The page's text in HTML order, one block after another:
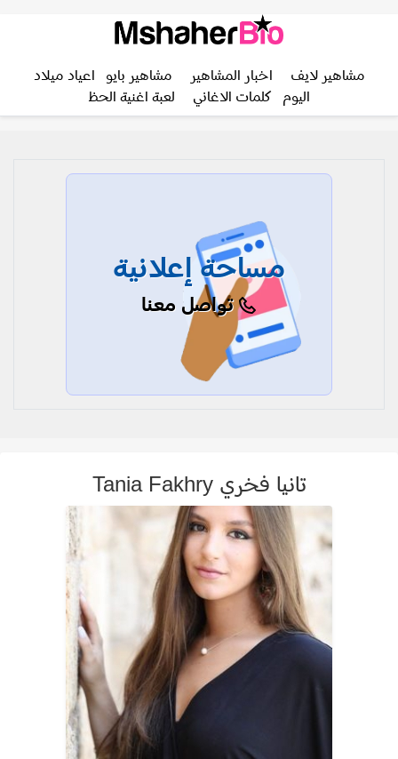
مشاهير لايف اخبار المشاهير مشاهير بايو
اعياد ميلاد
اليوم
كلمات الاغاني لعبة اغنية الحظ
مساحة إعلانية
تواصل معنا
تانيا فخري Tania Fakhry